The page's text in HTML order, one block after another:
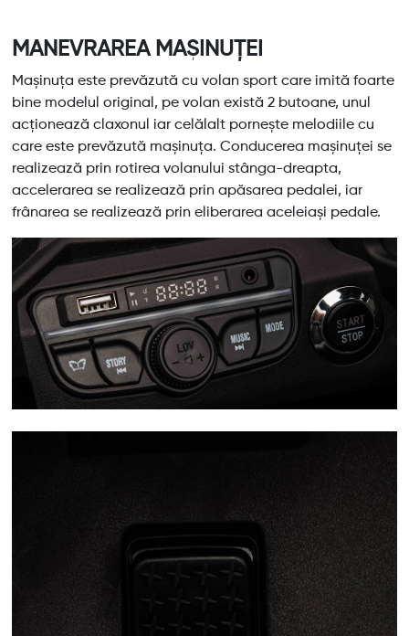
MANEVRAREA MAȘINUȚEI
Mașinuța este prevăzută cu volan sport care imită foarte
bine modelul original, pe volan există 2 butoane, unul
acționează claxonul iar celălalt pornește melodiile cu
care este prevăzută mașinuța. Conducerea mașinuței se
realizează prin rotirea volanului stânga-dreapta,
accelerarea se realizează prin apăsarea pedalei, iar
frânarea se realizează prin eliberarea aceleiași pedale.